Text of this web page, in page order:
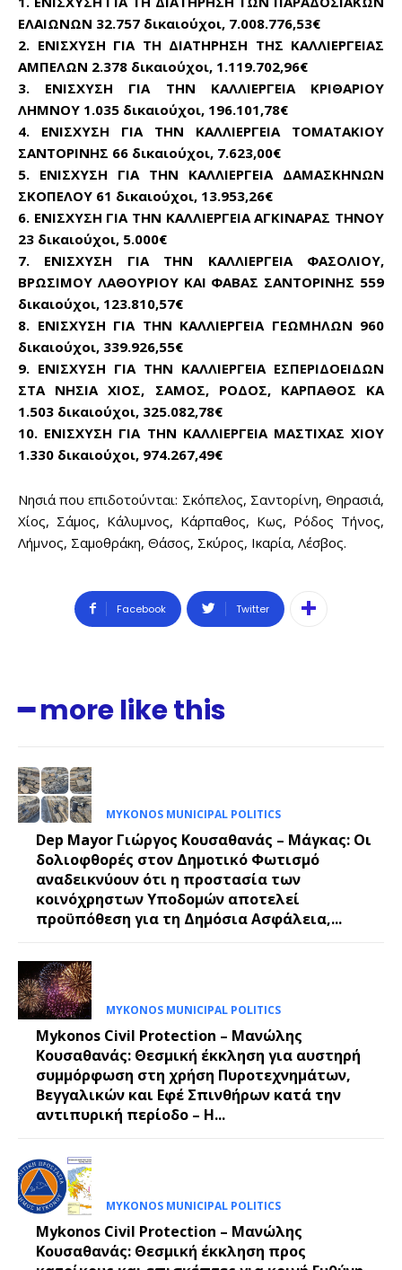
Don't miss
out!
Sing up for our newsletter
to stay in the loop.
SUBSCRIBE
ΕΛΑΙΩΝΩΝ 32.757 δικαιούχοι, 7.008.776,53€
2. ΕΝΙΣΧΥΣΗ ΓΙΑ ΤΗ ΔΙΑΤΗΡΗΣΗ ΤΗΣ ΚΑΛΛΙΕΡΓΕΙΑΣ
ΑΜΠΕΛΩΝ 2.378 δικαιούχοι, 1.119.702,96€
3. ΕΝΙΣΧΥΣΗ ΓΙΑ ΤΗΝ ΚΑΛΛΙΕΡΓΕΙΑ ΚΡΙΘΑΡΙΟΥ
ΛΗΜΝΟΥ 1.035 δικαιούχοι, 196.101,78€
4. ΕΝΙΣΧΥΣΗ ΓΙΑ ΤΗΝ ΚΑΛΛΙΕΡΓΕΙΑ ΤΟΜΑΤΑKIΟΥ
ΣΑΝΤΟΡΙΝΗΣ 66 δικαιούχοι, 7.623,00€
5. ΕΝΙΣΧΥΣΗ ΓΙΑ ΤΗΝ ΚΑΛΛΙΕΡΓΕΙΑ ΔΑΜΑΣΚΗΝΩΝ
ΣΚΟΠΕΛΟΥ 61 δικαιούχοι, 13.953,26€
6. ΕΝΙΣΧΥΣΗ ΓΙΑ ΤΗΝ ΚΑΛΛΙΕΡΓΕΙΑ ΑΓΚΙΝΑΡΑΣ ΤΗΝΟΥ
23 δικαιούχοι, 5.000€
7. ΕΝΙΣΧΥΣΗ ΓΙΑ ΤΗΝ ΚΑΛΛΙΕΡΓΕΙΑ ΦΑΣΟΛΙΟΥ,
ΒΡΩΣΙΜΟΥ ΛΑΘΟΥΡΙΟΥ ΚΑΙ ΦΑΒΑΣ ΣΑΝΤΟΡΙΝΗΣ 559
δικαιούχοι, 123.810,57€
8. ΕΝΙΣΧΥΣΗ ΓΙΑ ΤΗΝ ΚΑΛΛΙΕΡΓΕΙΑ ΓΕΩΜΗΛΩΝ 960
δικαιούχοι, 339.926,55€
9. ΕΝΙΣΧΥΣΗ ΓΙΑ ΤΗΝ ΚΑΛΛΙΕΡΓΕΙΑ ΕΣΠΕΡΙΔΟΕΙΔΩΝ
ΣΤΑ ΝΗΣΙΑ ΧΙΟΣ, ΣΑΜΟΣ, ΡΟΔΟΣ, ΚΑΡΠΑΘΟΣ ΚΑ
1.503 δικαιούχοι, 325.082,78€
10. ΕΝΙΣΧΥΣΗ ΓΙΑ ΤΗΝ ΚΑΛΛΙΕΡΓΕΙΑ ΜΑΣΤΙΧΑΣ ΧΙΟΥ
1.330 δικαιούχοι, 974.267,49€
Νησιά που επιδοτούνται: Σκόπελος, Σαντορίνη, Θηρασιά,
Χίος, Σάμος, Κάλυμνος, Κάρπαθος, Κως, Ρόδος Τήνος,
Λήμνος, Σαμοθράκη, Θάσος, Σκύρος, Ικαρία, Λέσβος.
Facebook Twitter
━ more like this
MYKONOS MUNICIPAL POLITICS
Dep Mayor Γιώργος Κουσαθανάς – Μάγκας: Οι
δολιοφθορές στον Δημοτικό Φωτισμό
αναδεικνύουν ότι η προστασία των
κοινόχρηστων Υποδομών αποτελεί
προϋπόθεση για τη Δημόσια Ασφάλεια,...
MYKONOS MUNICIPAL POLITICS
Mykonos Civil Protection – Μανώλης
Κουσαθανάς: Θεσμική έκκληση για αυστηρή
συμμόρφωση στη χρήση Πυροτεχνημάτων,
Βεγγαλικών και Εφέ Σπινθήρων κατά την
αντιπυρική περίοδο – Η...
MYKONOS MUNICIPAL POLITICS
Mykonos Civil Protection – Μανώλης
Κουσαθανάς: Θεσμική έκκληση προς